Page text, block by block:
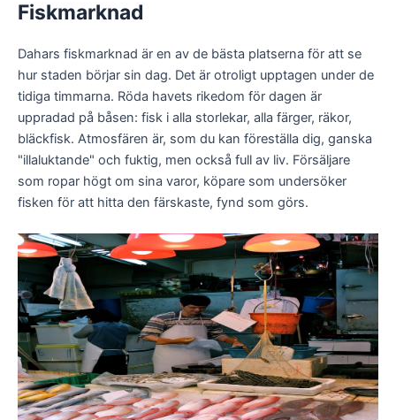
Fiskmarknad
Dahars fiskmarknad är en av de bästa platserna för att se
hur staden börjar sin dag. Det är otroligt upptagen under de
tidiga timmarna. Röda havets rikedom för dagen är
uppradad på båsen: fisk i alla storlekar, alla färger, räkor,
bläckfisk. Atmosfären är, som du kan föreställa dig, ganska
"illaluktande" och fuktig, men också full av liv. Försäljare
som ropar högt om sina varor, köpare som undersöker
fisken för att hitta den färskaste, fynd som görs.